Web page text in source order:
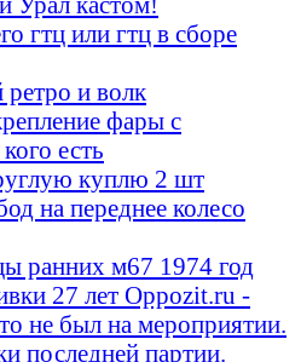
гтц или гтц в сборе
и волк
фары с
есть
куплю 2 шт
на переднее колесо
ранних м67 1974 год
27 лет Oppozit.ru -
не был на мероприятии.
последней партии.